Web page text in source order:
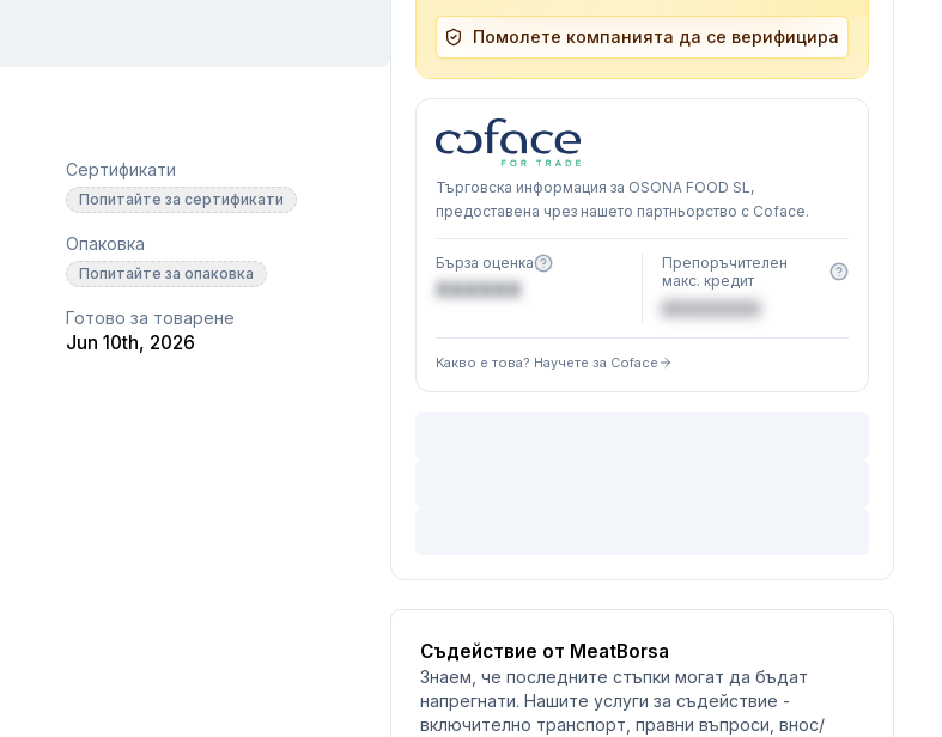
Сертификати
Попитайте за сертификати
Опаковка
Попитайте за опаковка
Готово за товарене
Jun 10th, 2026
Помолете компанията да се верифицира
Търговска информация за OSONA FOOD SL,
предоставена чрез нашето партньорство с Coface.
Бърза оценка
XXXXXX
Препоръчителен
макс. кредит
Какво е това? Научете за Coface
Съдействие от MeatBorsa
Знаем, че последните стъпки могат да бъдат
напрегнати. Нашите услуги за съдействие -
включително транспорт, правни въпроси, внос/